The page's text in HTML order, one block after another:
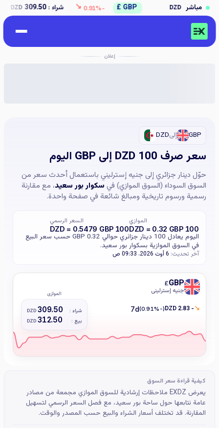
مباشر
GBP £
-0.91%
↘ شراء : 309.50
DZD بيع :312.50
DZD
إعلان
DZDإلى GBP
سعر صرف 100 DZD إلى GBP اليوم
حوّل دينار جزائري إلى جنيه إسترليني باستعمال أحدث سعر من
السوق السوداء (السوق الموازي) في سكوار بور سعيد، مع مقارنة
رسمية ورسوم تاريخية ومبالغ شائعة في صفحة واحدة.
الموازي
100 DZD = 0.32 GBP
السعر الرسمي
100 DZD = 0.5479 GBP
اليوم يعادل 100 دينار جزائري حوالي 0.32 GBP حسب سعر البيع
في السوق الموازية بسكوار بور سعيد.
آخر تحديث: 6 أوت 2026، 09:33 ص
GBP
£
جنيه إسترليني الموازي
شراء : 309.50
DZD
بيع : 312.50
DZD
↘
- 2.83 DZD
(-0.91%)
7d
كيفية قراءة سعر السوق
يعرض EXDZ ملاحظات إرشادية للسوق الموازي مجمعة من مصادر
عامة نتابعها حول ساحة بور سعيد، مع فصل السعر الرسمي لتسهيل
المقارنة. قد تختلف أسعار الشراء والبيع حسب المصدر والوقت.